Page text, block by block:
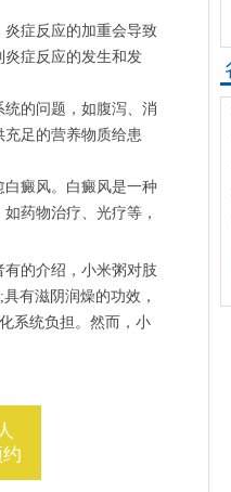
症反应的加重会导致
炎症反应的发生和发
的问题，如腹泻、消
足的营养物质给患
癜风。白癜风是一种
药物治疗、光疗等，
的介绍，小米粥对肢
有滋阴润燥的功效，
系统负担。然而，小